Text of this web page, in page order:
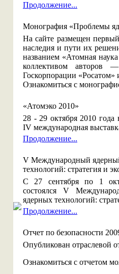
Продолжение...
Монография «Проблемы
На сайте размещен
наследия и пути их
названием «Атомная
коллективом авторов
Госкорпорации «Росатом»
Ознакомиться с
«Атомэко 2010»
28 - 29 октября 2010
IV международная
Продолжение...
V Международный
технологий: стратегия и
С 27 сентября по 1
состоялся V
ядерных технологий:
Продолжение...
Отчет по безопасности
Опубликован отраслевой
Ознакомиться с отчетом